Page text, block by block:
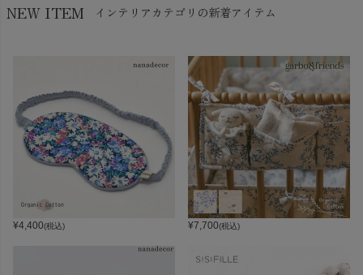
NEW ITEM インテリアカテゴリの新着アイテム
¥4,400(税込) ¥7,700(税込)